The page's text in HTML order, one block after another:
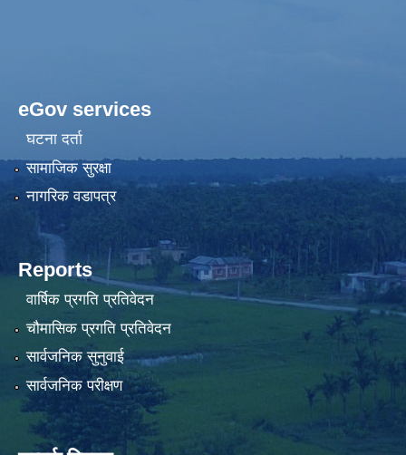
eGov services
घटना दर्ता
सामाजिक सुरक्षा
नागरिक वडापत्र
Reports
वार्षिक प्रगति प्रतिवेदन
चौमासिक प्रगति प्रतिवेदन
सार्वजनिक सुनुवाई
सार्वजनिक परीक्षण